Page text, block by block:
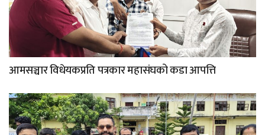
आमसञ्चार विधेयकप्रति पत्रकार महासंघको कडा आपत्ति